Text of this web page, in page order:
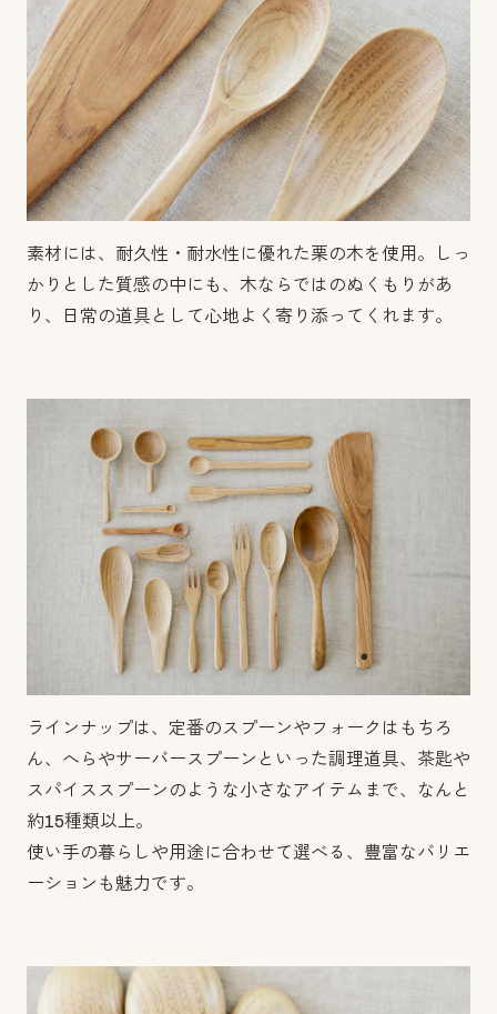
素材には、耐久性・耐水性に優れた栗の木を使用。しっ
かりとした質感の中にも、木ならではのぬくもりがあ
り、日常の道具として心地よく寄り添ってくれます。
ラインナップは、定番のスプーンやフォークはもちろ
ん、へらやサーバースプーンといった調理道具、茶匙や
スパイススプーンのような小さなアイテムまで、なんと
約15種類以上。
使い手の暮らしや用途に合わせて選べる、豊富なバリエ
ーションも魅力です。